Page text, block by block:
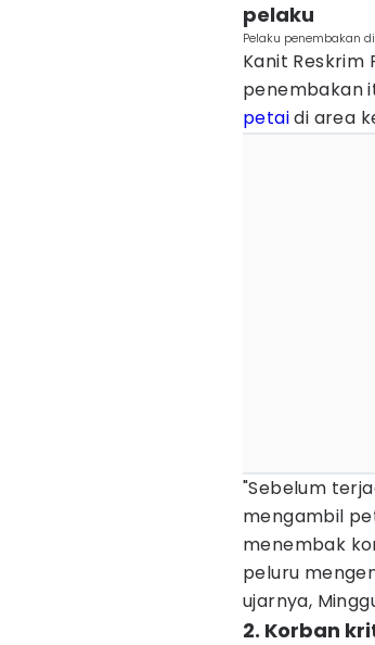
pelaku
Pelaku penembakan
Kanit Reskrim
penembakan
petaidi area
"Sebelum
mengambil
menembak
peluru
ujarnya,
2. Korban